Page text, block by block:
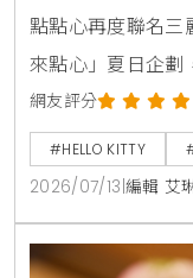
點點心再度聯名三
來點心」夏日企
店長與主廚進駐全
包、蘋果派西多士
卡門市與MagSafe
量周邊等你搶購。
網友評分
#HELLO KITTY
2026/07/13 編輯 艾